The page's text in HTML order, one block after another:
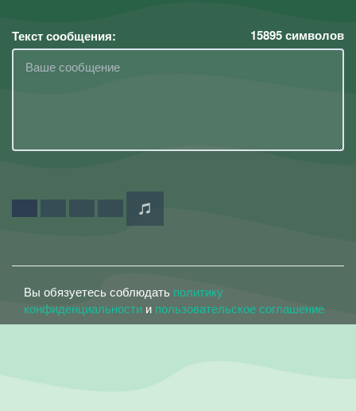
Текст сообщения: 15895символов
Вы обязуетесь соблюдать политику
конфиденциальности и пользовательское соглашение